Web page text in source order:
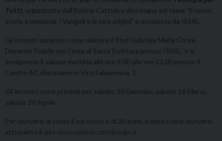
Tutti , organizzata dall’Azione Cattolica diocesana sul tema “Evento,
storia e memoria: i Vangeli e le loro origini” e promossa da ISSRL.
Gli incontri avranno come relatore il Prof Gabriele Maria Corini,
Docente Stabile per l’area di Sacra Scrittura presso ISSRL, e si
svolgerano il sabato mattina alle ore 9.00 alle ore 12.00 presso il
Centro AC diocesano in Vico Falamonica, 1.
Gli incontri sono previsti per sabato 20 Gennaio, sabato 16 Marzo,
sabato 20 Aprile.
Per iscriversi al corso il cui costo è di 20 euro, è necessario iscriversi
attraverso il sito www.azionecattolica.ge.it